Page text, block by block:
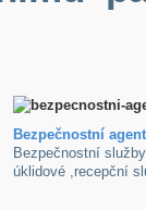
Bezpečnostní
Bezpečnostní
úklidové ,recepční